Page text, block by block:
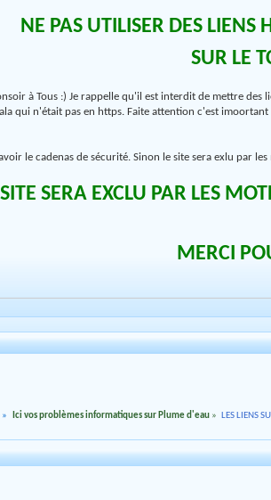
NE PAS UTILISER DES LIENS
SUR LE
à Tous :) Je rappelle qu'il est interdit de mettre
qui n'était pas en https. Faite attention c'est
le cadenas de sécurité. Sinon le site sera exlu par
SERA EXCLU PAR LES
MERCI
» Ici vos problèmes informatiques sur Plume d'eau» LES LIENS